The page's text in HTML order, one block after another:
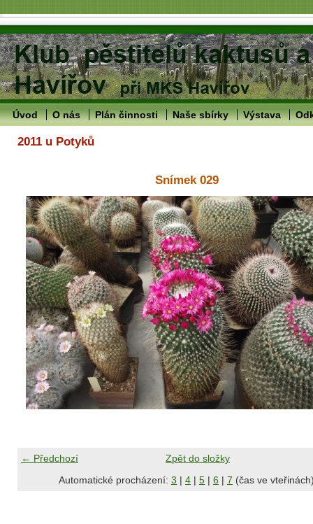
Úvod O nás Plán činnosti Naše sbírky Výstava
2011 u Potyků
Snímek 029
← Předchozí
Zpět do složky
Automatické procházení: 3 | 4 | 5 | 6 | 7 (čas ve